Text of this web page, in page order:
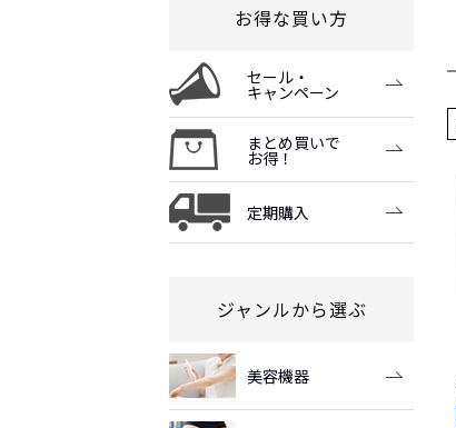
お得な買い方
セール・
キャンペーン
まとめ買いで
お得！
定期購入
ジャンルから選ぶ
美容機器